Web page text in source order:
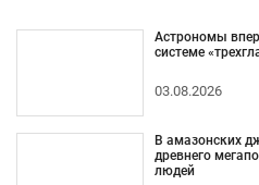
Астрономы
системе
03.08.2026
В амазонских
древнего
людей